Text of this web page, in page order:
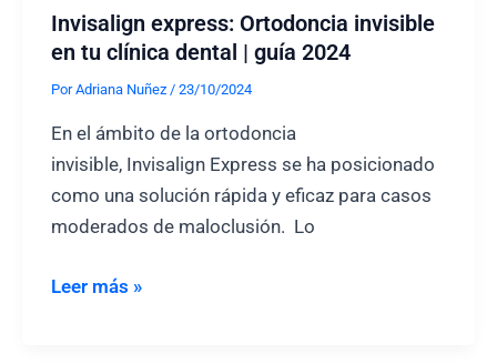
Invisalign express: Ortodoncia invisible
en tu clínica dental | guía 2024
PorAdriana Nuñez / 23/10/2024
En el ámbito de la ortodoncia
invisible, Invisalign Express se ha posicionado
como una solución rápida y eficaz para casos
moderados de maloclusión. Lo
Invisalign
Leer más »